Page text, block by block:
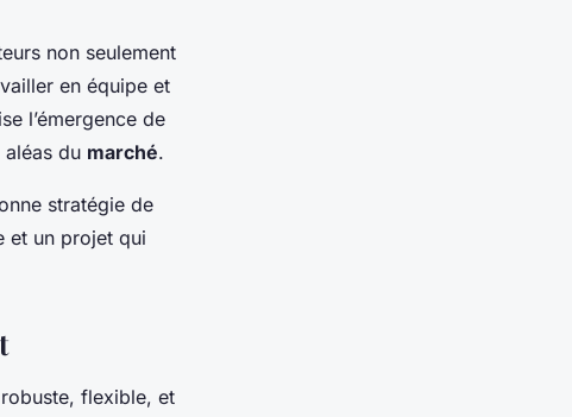
non seulement
en équipe et
l’émergence de
du marché.
stratégie de
et un projet qui
flexible, et